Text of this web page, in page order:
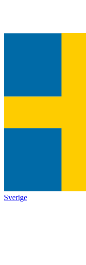
Sverige